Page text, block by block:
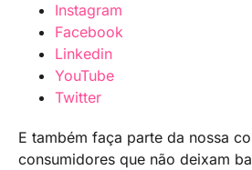
Instagram
Facebook
Linkedin
YouTube
Twitter
E também faça parte da nossa
consumidores que não deixam